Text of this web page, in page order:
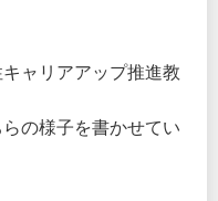
ャリアアップ推進教
の様子を書かせてい